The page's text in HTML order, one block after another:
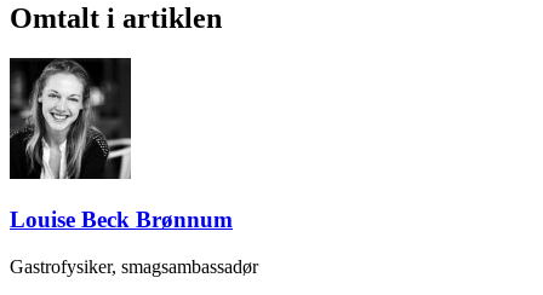
Omtalt i artiklen
Louise Beck Brønnum
Gastrofysiker, smagsambassadør